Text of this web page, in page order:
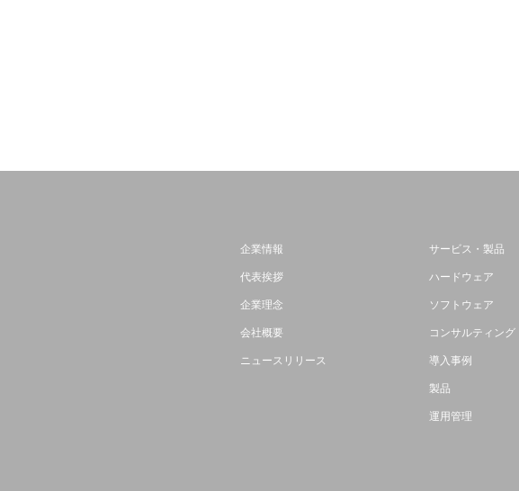
企業情報
代表挨拶
企業理念
会社概要
ニュースリリース
サービス・製品
ハードウェア
ソフトウェア
コンサルティング
導入事例
製品
運用管理